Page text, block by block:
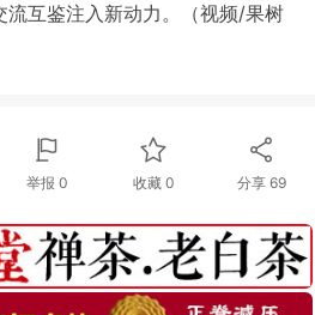
流互鉴注入新动力。（视频/果树
举报 0 收藏 0 分享 69